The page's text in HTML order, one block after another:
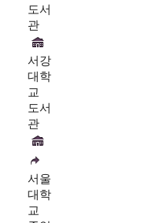
도서
관
서강
대학
교
도서
관
서울
대학
교